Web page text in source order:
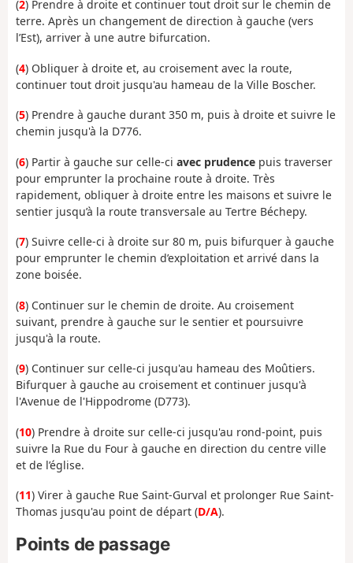
(2) Prendre à droite et continuer tout droit sur le chemin de
terre. Après un changement de direction à gauche (vers
l’Est), arriver à une autre bifurcation.
(4) Obliquer à droite et, au croisement avec la route,
continuer tout droit jusqu'au hameau de la Ville Boscher.
(5) Prendre à gauche durant 350 m, puis à droite et suivre le
chemin jusqu'à la D776.
(6) Partir à gauche sur celle-ci avec prudence puis traverser
pour emprunter la prochaine route à droite. Très
rapidement, obliquer à droite entre les maisons et suivre le
sentier jusqu’à la route transversale au Tertre Béchepy.
(7) Suivre celle-ci à droite sur 80 m, puis bifurquer à gauche
pour emprunter le chemin d’exploitation et arrivé dans la
zone boisée.
(8) Continuer sur le chemin de droite. Au croisement
suivant, prendre à gauche sur le sentier et poursuivre
jusqu'à la route.
(9) Continuer sur celle-ci jusqu'au hameau des Moûtiers.
Bifurquer à gauche au croisement et continuer jusqu'à
l'Avenue de l'Hippodrome (D773).
(10) Prendre à droite sur celle-ci jusqu'au rond-point, puis
suivre la Rue du Four à gauche en direction du centre ville
et de l’église.
(11) Virer à gauche Rue Saint-Gurval et prolonger Rue Saint-
Thomas jusqu'au point de départ (D/A).
Points de passage